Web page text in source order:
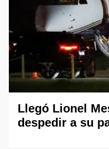
Llegó Lionel
despedir a su